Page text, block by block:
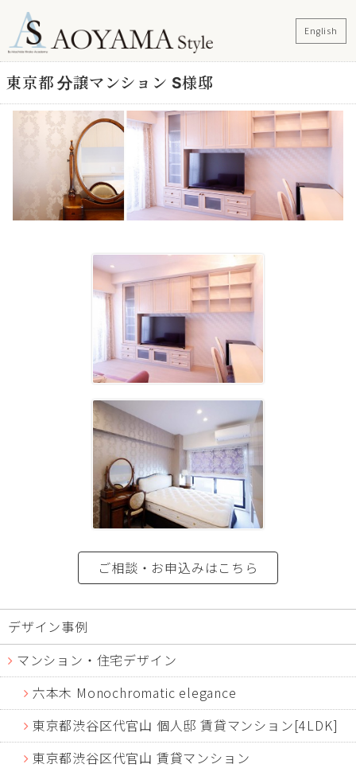
English
東京都 分譲マンション S様邸
ご相談・お申込みはこちら
デザイン事例
マンション・住宅デザイン
六本木 Monochromatic elegance
東京都渋谷区代官山 個人邸 賃貸マンション[4LDK]
東京都渋谷区代官山 賃貸マンション